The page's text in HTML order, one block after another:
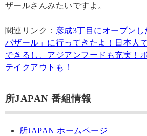
ザールさんみたいですよ。
関連リンク： 彦成3丁目にオープン
バザール」に行ってきたよ！日本人
できるし、アジアンフードも充実！
テイクアウトも！
所JAPAN 番組情報
所JAPAN ホームページ